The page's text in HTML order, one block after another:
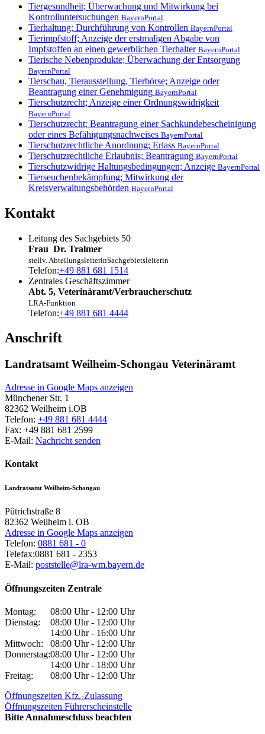
Tiergesundheit; Überwachung und Mitwirkung bei
Kontrolluntersuchungen BayernPortal
Tierhaltung; Durchführung von Kontrollen BayernPortal
Tierimpfstoff; Anzeige der erstmaligen Abgabe von
Impfstoffen an einen gewerblichen Tierhalter BayernPortal
Tierische Nebenprodukte; Überwachung der Entsorgung
BayernPortal
Tierschau, Tierausstellung, Tierbörse; Anzeige oder
Beantragung einer Genehmigung BayernPortal
Tierschutzrecht; Anzeige einer Ordnungswidrigkeit
BayernPortal
Tierschutzrecht; Beantragung einer Sachkundebescheinigung
oder eines Befähigungsnachweises BayernPortal
Tierschutzrechtliche Anordnung; Erlass BayernPortal
Tierschutzrechtliche Erlaubnis; Beantragung BayernPortal
Tierschutzwidrige Haltungsbedingungen; Anzeige BayernPortal
Tierseuchenbekämpfung; Mitwirkung der
Kreisverwaltungsbehörden BayernPortal
Kontakt
Leitung des Sachgebiets 50
Frau Dr. Tralmer
stellv. AbteilungsleiterinSachgebietsleiterin
Telefon:+49 881 681 1514
Zentrales Geschäftszimmer
Abt. 5, Veterinäramt/Verbraucherschutz
LRA-Funktion
Telefon:+49 881 681 4444
Anschrift
Landratsamt Weilheim-Schongau Veterinäramt
Adresse in Google Maps anzeigen
Münchener Str. 1
82362 Weilheim i.OB
Telefon: +49 881 681 4444
Fax: +49 881 681 2599
E-Mail: Nachricht senden
Kontakt
Landratsamt Weilheim-Schongau
Pütrichstraße 8
82362 Weilheim i. OB
Adresse in Google Maps anzeigen
Telefon: 0881 681 - 0
Telefax:0881 681 - 2353
E-Mail: poststelle@lra-wm.bayern.de
Öffnungszeiten Zentrale
Montag:
08:00 Uhr - 12:00 Uhr
Dienstag:
08:00 Uhr - 12:00 Uhr
14:00 Uhr - 16:00 Uhr
Mittwoch:
08:00 Uhr - 12:00 Uhr
Donnerstag:08:00 Uhr - 12:00 Uhr
14:00 Uhr - 18:00 Uhr
Freitag:
08:00 Uhr - 12:00 Uhr
Öffnungszeiten Kfz.-Zulassung
Öffnungszeiten Führerscheinstelle
Bitte Annahmeschluss beachten